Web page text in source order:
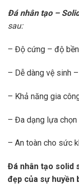
Đá nhân tạo –
sau:
– Độ cứng – độ
– Dễ dàng vệ sinh
– Khả năng gia
– Đa dạng lựa chọn
– An toàn cho sức
Đá nhân tạo solid
đẹp của sự huyền